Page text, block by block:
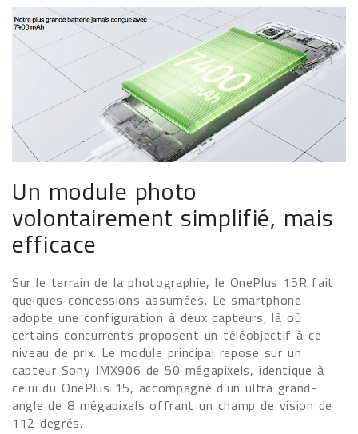
Un module photo
volontairement simplifié, mais
efficace
Sur le terrain de la photographie, le OnePlus 15R fait
quelques concessions assumées. Le smartphone
adopte une configuration à deux capteurs, là où
certains concurrents proposent un téléobjectif à ce
niveau de prix. Le module principal repose sur un
capteur Sony IMX906 de 50 mégapixels, identique à
celui du OnePlus 15, accompagné d’un ultra grand-
angle de 8 mégapixels offrant un champ de vision de
112 degrés.